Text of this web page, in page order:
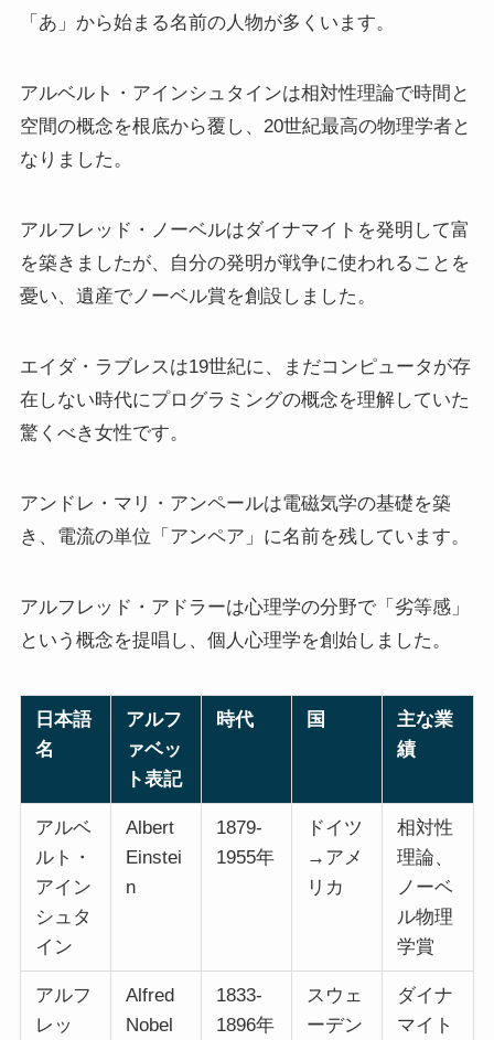
「あ」から始まる名前の人物が多くいます。
アルベルト・アインシュタインは相対性理論で時間と
空間の概念を根底から覆し、20世紀最高の物理学者と
なりました。
アルフレッド・ノーベルはダイナマイトを発明して富
を築きましたが、自分の発明が戦争に使われることを
憂い、遺産でノーベル賞を創設しました。
エイダ・ラブレスは19世紀に、まだコンピュータが存
在しない時代にプログラミングの概念を理解していた
驚くべき女性です。
アンドレ・マリ・アンペールは電磁気学の基礎を築
き、電流の単位「アンペア」に名前を残しています。
アルフレッド・アドラーは心理学の分野で「劣等感」
という概念を提唱し、個人心理学を創始しました。
日本語
名
アルフ
ァベッ
ト表記
時代 国
主な業
績
アルベ
ルト・
アイン
シュタ
イン
Albert
Einstei
n
1879-
1955年
ドイツ
→アメ
リカ
相対性
理論、
ノーベ
ル物理
学賞
アルフ
レッ
Alfred
Nobel
1833-
1896年
スウェ
ーデン
ダイナ
マイト